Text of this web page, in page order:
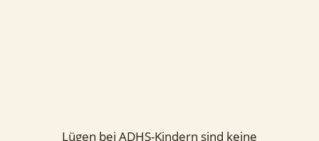
Lügen bei ADHS-Kindern sind keine